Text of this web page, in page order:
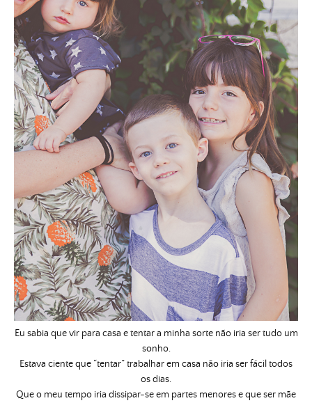
Eu sabia que vir para casa e tentar a minha sorte não iria ser tudo um
sonho.
Estava ciente que “tentar” trabalhar em casa não iria ser fácil todos
os dias.
Que o meu tempo iria dissipar-se em partes menores e que ser mãe